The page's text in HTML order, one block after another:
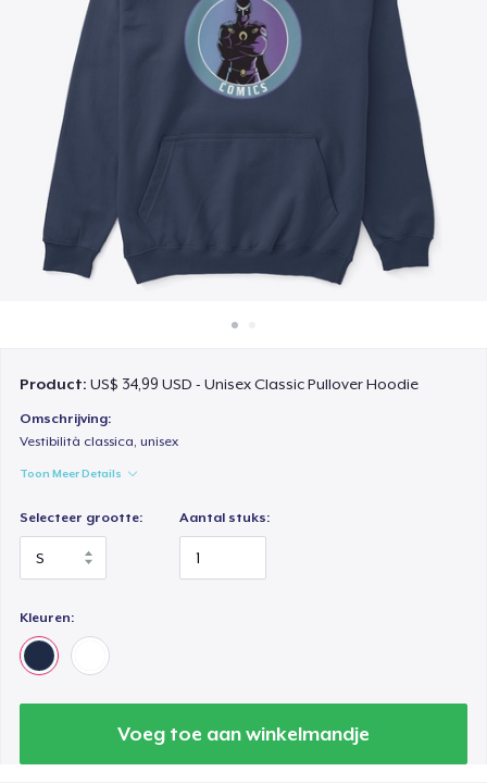
Verkoop overal
Verkoop alles
Product:US$ 34,99 USD - Unisex Classic Pullover Hoodie
Omschrijving:
Vestibilità classica, unisex
Toon Meer Details
Selecteer grootte: Aantal stuks:
Kleuren:
Voeg toe aan winkelmandje